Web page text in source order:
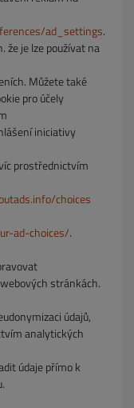
ad_settings.
že je lze používat na
Můžetetaké
pro účely
iniciativy
prostřednictvím
choices
ad-choices/.
stránkách.
údajů,
analytických
údaje přímo k